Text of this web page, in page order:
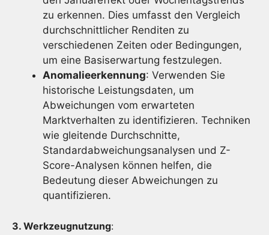
zu erkennen. Dies umfasst den Vergleich
durchschnittlicher Renditen zu
verschiedenen Zeiten oder Bedingungen,
um eine Basiserwartung festzulegen.
Anomalieerkennung: Verwenden Sie
historische Leistungsdaten, um
Abweichungen vom erwarteten
Marktverhalten zu identifizieren. Techniken
wie gleitende Durchschnitte,
Standardabweichungsanalysen und Z-
Score-Analysen können helfen, die
Bedeutung dieser Abweichungen zu
quantifizieren.
3. Werkzeugnutzung: